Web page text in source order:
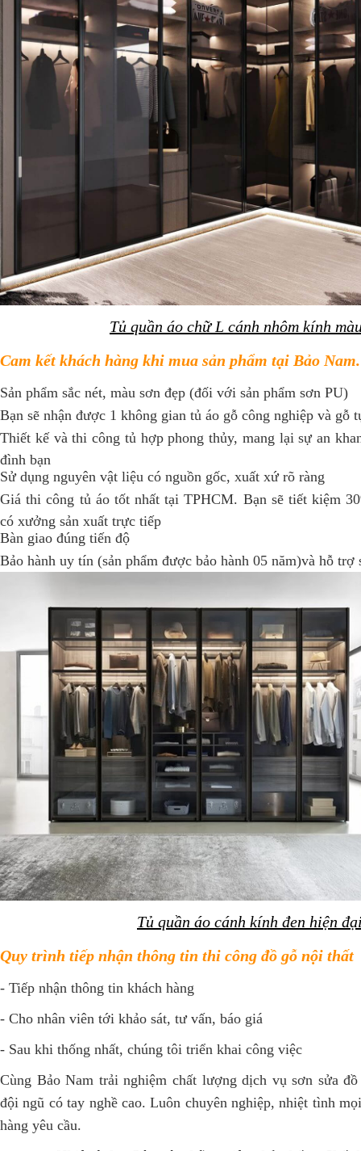
Tủ quần áo chữ L cánh nhôm kính
Cam kết khách hàng khi mua sản phẩm tại Bảo Nam.
Sản phẩm sắc nét, màu sơn đẹp (đối với sản phẩm sơn PU)
Bạn sẽ nhận được 1 không gian tủ áo gỗ công nghiệp và gỗ
Thiết kế và thi công tủ hợp phong thủy, mang lại sự an
đình bạn
Sử dụng nguyên vật liệu có nguồn gốc, xuất xứ rõ ràng
Giá thi công tủ áo tốt nhất tại TPHCM. Bạn sẽ tiết kiệm
có xưởng sản xuất trực tiếp
Bàn giao đúng tiến độ
Bảo hành uy tín (sản phẩm được bảo hành 05 năm)và hỗ trợ
Tủ quần áo cánh kính đen hiện
Quy trình tiếp nhận thông tin thi công đồ gỗ nội thất
- Tiếp nhận thông tin khách hàng
- Cho nhân viên tới khảo sát, tư vấn, báo giá
- Sau khi thống nhất, chúng tôi triển khai công việc
Cùng Bảo Nam trải nghiệm chất lượng dịch vụ sơn sửa
đội ngũ có tay nghề cao. Luôn chuyên nghiệp, nhiệt tình
hàng yêu cầu.